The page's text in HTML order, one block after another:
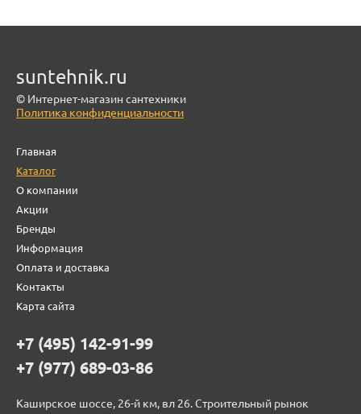
suntehnik.ru
© Интернет-магазин сантехники
Политика конфиденциальности
Главная
Каталог
О компании
Акции
Бренды
Информация
Оплата и доставка
Контакты
Карта сайта
+7 (495) 142-91-99
+7 (977) 689-03-86
Каширское шоссе, 26-й км, вл 26. Строительный рынок